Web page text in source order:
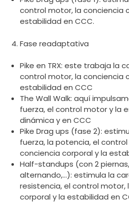
control motor, la conciencia
estabilidad en CCC.
Fase readaptativa
Pike en TRX: este trabaja la
control motor, la conciencia
estabilidad en CCC
The Wall Walk: aquí
fuerza, el control motor y la
dinámica y en CCC
Pike Drag ups (fase 2):
fuerza, la potencia, el
conciencia corporal y la
Half-standups (con 2
alternando,…): estimula la
resistencia, el control motor,
corporal y la estabilidad en